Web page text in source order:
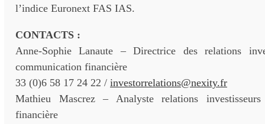
l’indice Euronext FAS IAS.
CONTACTS :
Anne-Sophie Lanaute – Directrice des relations
communication financière
33 (0)6 58 17 24 22 / investorrelations@nexity.fr
Mathieu Mascrez – Analyste relations
financière